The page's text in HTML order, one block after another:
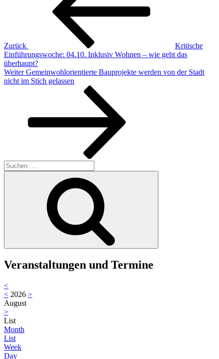
Zurück
Kritische
Einführungswoche: 04.10. Inklusiv Wohnen – wie geht das
überhaupt?
Nächster
Beitrag
Weiter Gemeinwohlorientierte Bauprojekte werden von der Stadt
nicht im Stich gelassen
Suche
nach:
Veranstaltungen und Termine
<
< 2026 >
August
>
List
Month
List
Week
Day